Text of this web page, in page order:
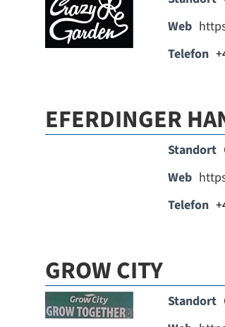
Web
Telefon
EFERDINGER
Standort
Web
Telefon
GROW CITY
Standort